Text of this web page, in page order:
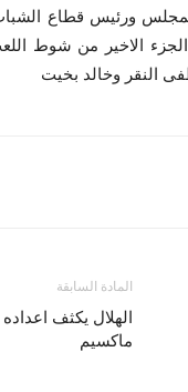
ورئيس قطاع
الجزء الاخير من شوط
النقر وخالد بخيت
المادة السابقة
الهلال يكثف
ماكسيم